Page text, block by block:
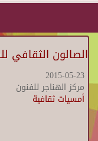
الصالون الثقافي
2015-05-23
مركز الهناجر للفنون
أمسيات ثقافية